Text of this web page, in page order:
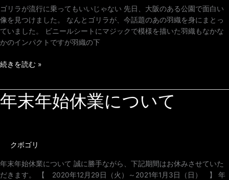
ゴリラが流行に乗ってもいいじゃない 先日、大阪のある公園で面白い
像を見つけました。 なんとゴリラが、今話題のあの羽織を身にまとっ
ていました。 ビニールシートにマジックで模様を描いた羽織もなかな
かのインパクトですが羽織の下
っ
て
も
い
じ
い
続きを読む »
年末年始休業について
クボゴリ
年末年始休業について 誠に勝手ながら、下記期間はお休みさせていた
だきます。 【 2020年12月29日（火）～2021年1月3日（日） 】 年
年
末
に
つ